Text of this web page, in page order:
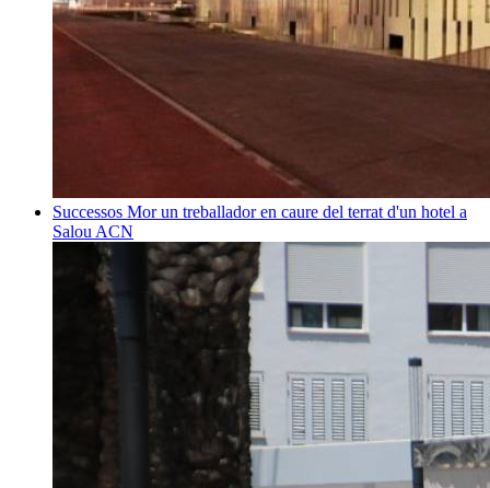
Successos Mor un treballador en caure del terrat d'un hotel a
Salou ACN